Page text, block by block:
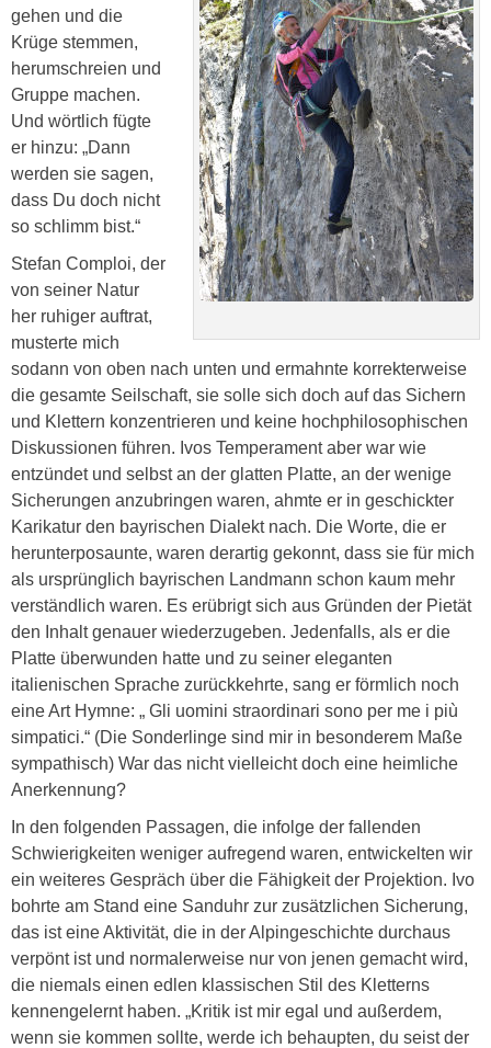
gehen und die
Krüge stemmen,
herumschreien und
Gruppe machen.
Und wörtlich fügte
er hinzu: „Dann
werden sie sagen,
dass Du doch nicht
so schlimm bist.“
Stefan Comploi, der
von seiner Natur
her ruhiger auftrat,
musterte mich
sodann von oben nach unten und ermahnte korrekterweise
die gesamte Seilschaft, sie solle sich doch auf das Sichern
und Klettern konzentrieren und keine hochphilosophischen
Diskussionen führen. Ivos Temperament aber war wie
entzündet und selbst an der glatten Platte, an der wenige
Sicherungen anzubringen waren, ahmte er in geschickter
Karikatur den bayrischen Dialekt nach. Die Worte, die er
herunterposaunte, waren derartig gekonnt, dass sie für mich
als ursprünglich bayrischen Landmann schon kaum mehr
verständlich waren. Es erübrigt sich aus Gründen der Pietät
den Inhalt genauer wiederzugeben. Jedenfalls, als er die
Platte überwunden hatte und zu seiner eleganten
italienischen Sprache zurückkehrte, sang er förmlich noch
eine Art Hymne: „ Gli uomini straordinari sono per me i più
simpatici.“ (Die Sonderlinge sind mir in besonderem Maße
sympathisch) War das nicht vielleicht doch eine heimliche
Anerkennung?
In den folgenden Passagen, die infolge der fallenden
Schwierigkeiten weniger aufregend waren, entwickelten wir
ein weiteres Gespräch über die Fähigkeit der Projektion. Ivo
bohrte am Stand eine Sanduhr zur zusätzlichen Sicherung,
das ist eine Aktivität, die in der Alpingeschichte durchaus
verpönt ist und normalerweise nur von jenen gemacht wird,
die niemals einen edlen klassischen Stil des Kletterns
kennengelernt haben. „Kritik ist mir egal und außerdem,
wenn sie kommen sollte, werde ich behaupten, du seist der